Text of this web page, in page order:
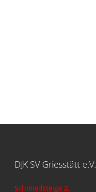
DJK SV Griesstätt e.V.
Schmiedsteige 2,